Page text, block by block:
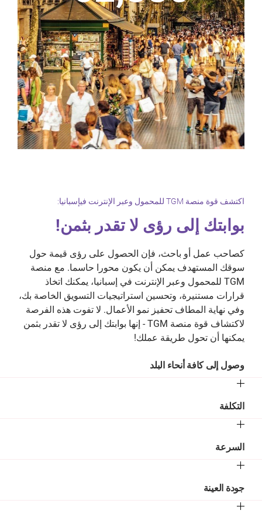
اكتشف قوة منصة TGM للمحمول وعبر الإنترنت فيإسبانيا:
بوابتك إلى رؤى لا تقدر بثمن!
كصاحب عمل أو باحث، فإن الحصول على رؤى قيمة حول
سوقك المستهدف يمكن أن يكون محورا حاسما. مع منصة
TGM للمحمول وعبر الإنترنت في إسبانيا، يمكنك اتخاذ
قرارات مستنيرة، وتحسين استراتيجيات التسويق الخاصة بك،
وفي نهاية المطاف تحفيز نمو الأعمال. لا تفوت هذه الفرصة
لاكتشاف قوة منصة TGM - إنها بوابتك إلى رؤى لا تقدر بثمن
يمكنها أن تحول طريقة عملك!
وصول إلى كافة أنحاء البلد
التكلفة
السرعة
جودة العينة